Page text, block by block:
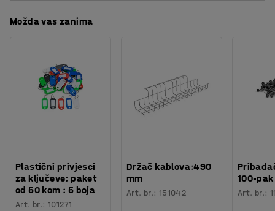
obradu koja daje dojam luksuza - mali dodatak koji
se mogu koristiti stolice s kotačima.
Materijal: Poliamid
Procjena vremena
Težina: 20 kg
Testirano: EN 1307
Možda vas zanima
Plastični privjesci
za ključeve: paket
od 50 kom : 5 boja
Art. br.:101271
Držač kablova:490
mm
Art. br.: 151042
100-pak
Art. br.: